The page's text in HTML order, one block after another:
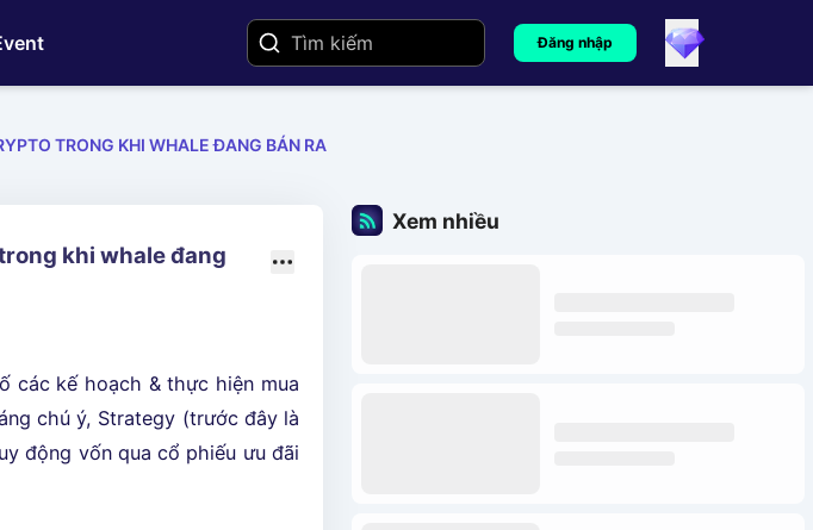
Đăng nhập
TRONG KHI WHALE ĐANG BÁN RA
khi whale đang
các kế hoạch & thực hiện mua
chú ý, Strategy (trước đây là
động vốn qua cổ phiếu ưu đãi
Xem nhiều